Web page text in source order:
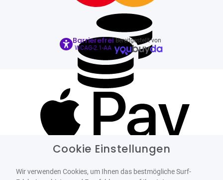
Barrierefrei
WCAG-2.1-AA
Bereitgestellt von
Cookie Einstellungen
Wir verwenden Cookies, um Ihnen das bestmögliche Surf-